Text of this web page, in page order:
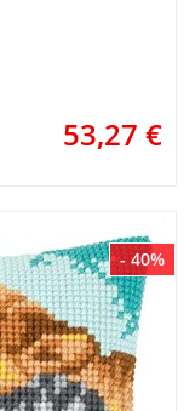
53,27 €
- 40%